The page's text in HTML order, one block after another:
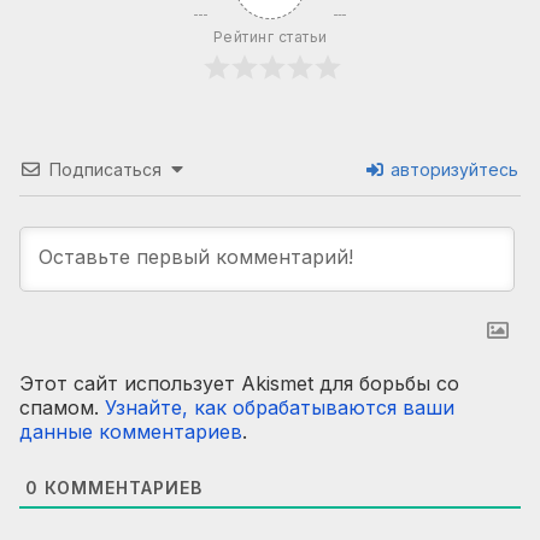
Рейтинг статьи
Подписаться авторизуйтесь
Этот сайт использует Akismet для борьбы со
спамом. Узнайте, как обрабатываются ваши
данные комментариев.
0 КОММЕНТАРИЕВ